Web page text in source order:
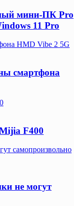
мини-ПК Pro
11 Pro
HMD Vibe 2 5G
смартфона
F400
самопроизвольно
не могут